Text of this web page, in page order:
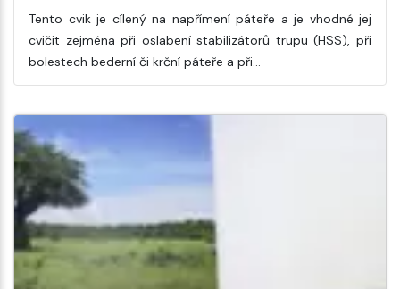
Tento cvik je cílený na napřímení páteře a je vhodné jej
cvičit zejména při oslabení stabilizátorů trupu (HSS), při
bolestech bederní či krční páteře a při…